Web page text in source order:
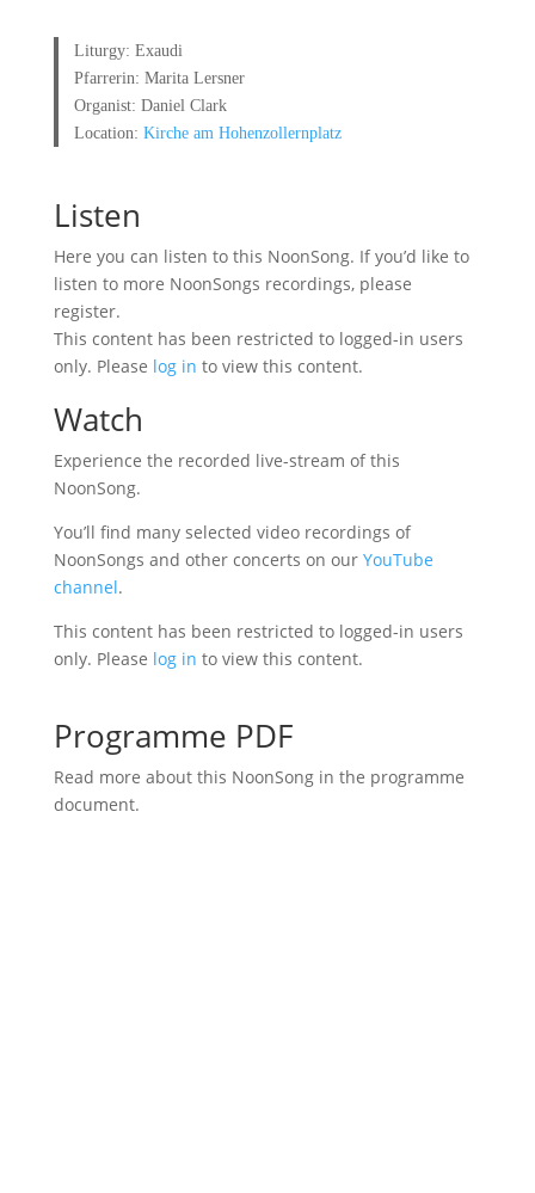
Liturgy: Exaudi
Pfarrerin: Marita Lersner
Organist: Daniel Clark
Location:Kirche am Hohenzollernplatz
Listen
Here you can listen to this NoonSong. If you’d like to
listen to more NoonSongs recordings, please
register.
This content has been restricted to logged-in users
only. Please log in to view this content.
Watch
Experience the recorded live-stream of this
NoonSong.
You’ll find many selected video recordings of
NoonSongs and other concerts on our YouTube
channel.
This content has been restricted to logged-in users
only. Please log in to view this content.
Programme PDF
Read more about this NoonSong in the programme
document.